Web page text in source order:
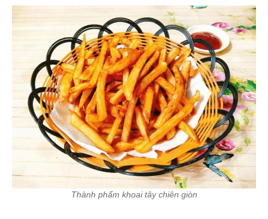
Thành phẩm khoai tây chiên giòn